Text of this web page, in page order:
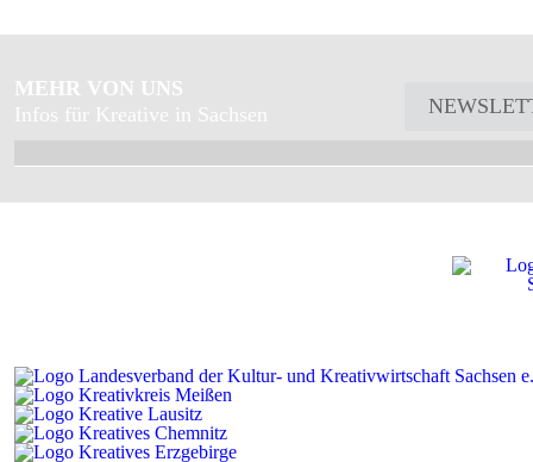
MEHR VON UNS
Infos für Kreative in Sachsen